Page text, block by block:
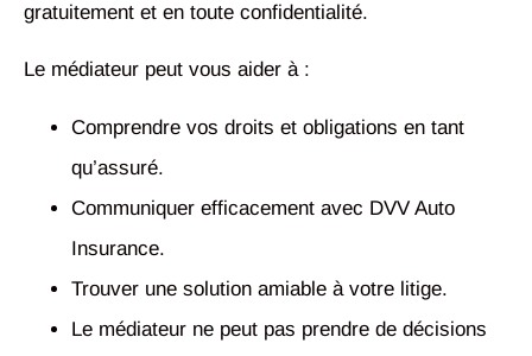
gratuitement et en toute confidentialité.
Le médiateur peut vous aider à :
Comprendre vos droits et obligations en tant
qu’assuré.
Communiquer efficacement avec DVV Auto
Insurance.
Trouver une solution amiable à votre litige.
Le médiateur ne peut pas prendre de décisions